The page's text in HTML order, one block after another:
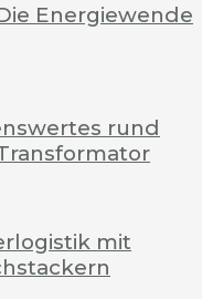
Energiewende
rund
mit